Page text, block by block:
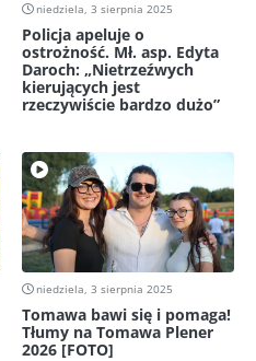
niedziela, 3 sierpnia 2025
Policja apeluje o
ostrożność. Mł. asp. Edyta
Daroch: „Nietrzeźwych
kierujących jest
rzeczywiście bardzo dużo”
niedziela, 3 sierpnia 2025
Tomawa bawi się i pomaga!
Tłumy na Tomawa Plener
2026 [FOTO]